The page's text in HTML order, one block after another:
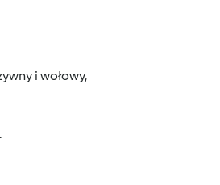
i wołowy,